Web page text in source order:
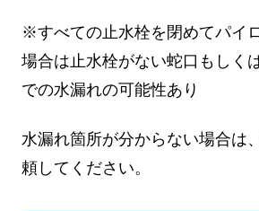
※すべての止水栓を閉めてパイ
場合は止水栓がない蛇口もしく
での水漏れの可能性あり
水漏れ箇所が分からない場合は
頼してください。